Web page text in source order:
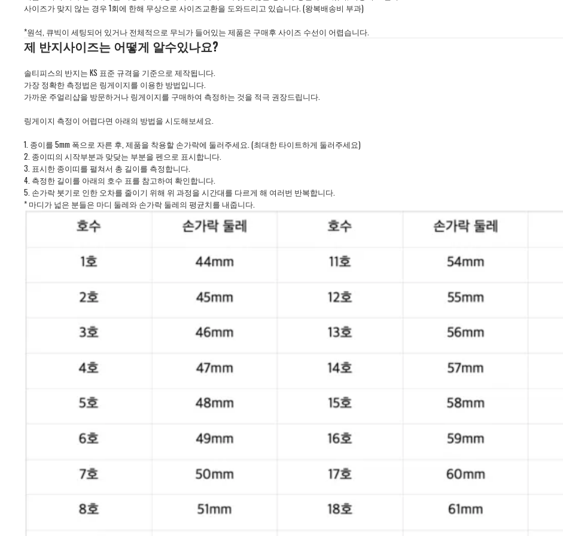
사이즈가 맞지 않는 경우 1회에 한해 무상으로 사이즈교환을 도와드리고 있습니다. (왕복배송비 부과)
*원석, 큐빅이 세팅되어 있거나 전체적으로 무늬가 들어있는 제품은 구매후 사이즈 수선이 어렵습니다.
제 반지사이즈는 어떻게 알수있나요?
솔티피스의 반지는 KS 표준 규격을 기준으로 제작됩니다.
가장 정확한 측정법은 링게이지를 이용한 방법입니다.
가까운 주얼리샵을 방문하거나 링게이지를 구매하여 측정하는 것을 적극 권장드립니다.
링게이지 측정이 어렵다면 아래의 방법을 시도해보세요.
1. 종이를 5mm 폭으로 자른 후, 제품을 착용할 손가락에 둘러주세요. (최대한 타이트하게 둘러주세요)
2. 종이띠의 시작부분과 맞닺는 부분을 펜으로 표시합니다.
3. 표시한 종이띠를 펼쳐서 총 길이를 측정합니다.
4. 측정한 길이를 아래의 호수 표를 참고하여 확인합니다.
5. 손가락 붓기로 인한 오차를 줄이기 위해 위 과정을 시간대를 다르게 해 여러번 반복합니다.
* 마디가 넓은 분들은 마디 둘레와 손가락 둘레의 평균치를 내줍니다.